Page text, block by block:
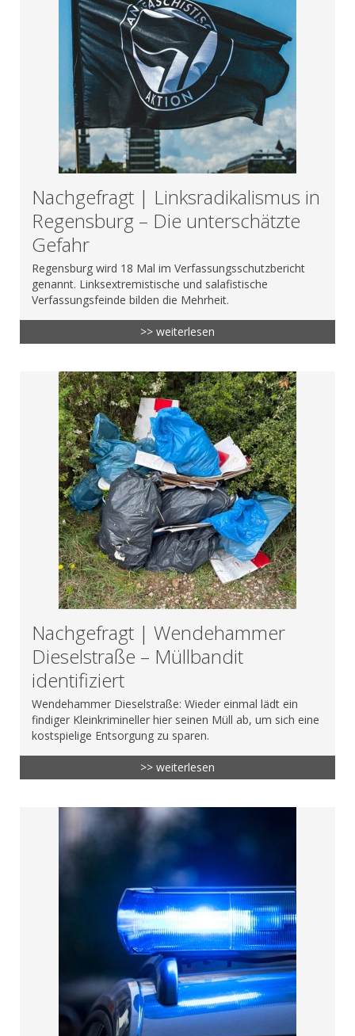
Nachgefragt | Linksradikalismus in
Regensburg – Die unterschätzte
Gefahr
Regensburg wird 18 Mal im Verfassungsschutzbericht
genannt. Linksextremistische und salafistische
Verfassungsfeinde bilden die Mehrheit.
>> weiterlesen
Nachgefragt | Wendehammer
Dieselstraße – Müllbandit
identifiziert
Wendehammer Dieselstraße: Wieder einmal lädt ein
findiger Kleinkrimineller hier seinen Müll ab, um sich eine
kostspielige Entsorgung zu sparen.
>> weiterlesen